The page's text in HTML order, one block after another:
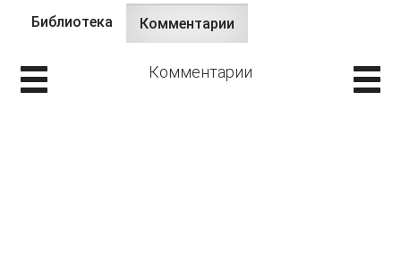
Primary tabs
Библиотека Комментарии
tab)
Комментарии